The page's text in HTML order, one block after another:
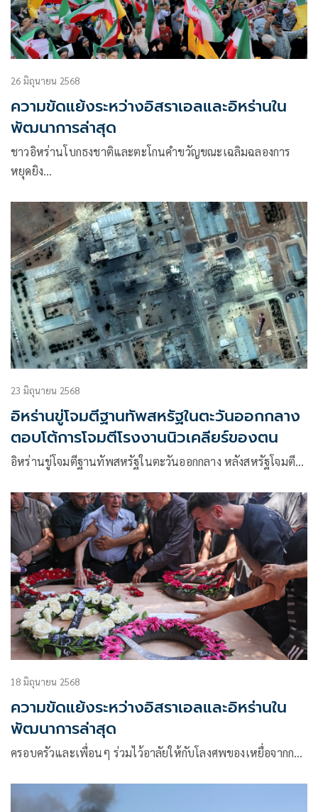
26 มิถุนายน 2568
ความขัดแย้งระหว่างอิสราเอลและอิหร่านใน
พัฒนาการล่าสุด
ชาวอิหร่านโบกธงชาติและตะโกนคำขวัญขณะเฉลิมฉลองการ
หยุดยิง…
23 มิถุนายน 2568
อิหร่านขู่โจมตีฐานทัพสหรัฐในตะวันออกกลาง
ตอบโต้การโจมตีโรงงานนิวเคลียร์ของตน
อิหร่านขู่โจมตีฐานทัพสหรัฐในตะวันออกกลาง หลังสหรัฐโจมตี…
18 มิถุนายน 2568
ความขัดแย้งระหว่างอิสราเอลและอิหร่านใน
พัฒนาการล่าสุด
ครอบครัวและเพื่อนๆ ร่วมไว้อาลัยให้กับโลงศพของเหยื่อจากก…